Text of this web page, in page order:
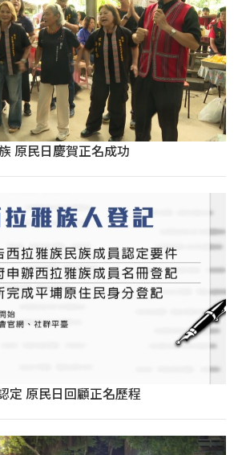
原民日慶賀正名成功
定 原民日回顧正名歷程